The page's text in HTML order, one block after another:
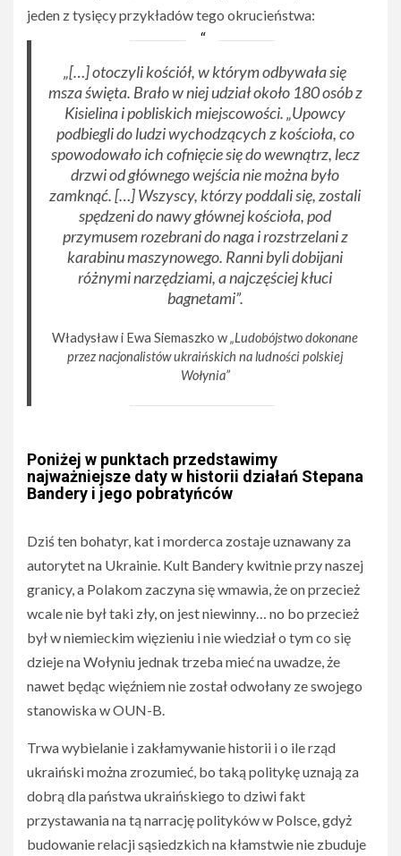
jeden z tysięcy przykładów tego okrucieństwa:
„[…] otoczyli kościół, w którym odbywała się
msza święta. Brało w niej udział około 180 osób z
Kisielina i pobliskich miejscowości. „Upowcy
podbiegli do ludzi wychodzących z kościoła, co
spowodowało ich cofnięcie się do wewnątrz, lecz
drzwi od głównego wejścia nie można było
zamknąć. […] Wszyscy, którzy poddali się, zostali
spędzeni do nawy głównej kościoła, pod
przymusem rozebrani do naga i rozstrzelani z
karabinu maszynowego. Ranni byli dobijani
różnymi narzędziami, a najczęściej kłuci
bagnetami”.
Władysław i Ewa Siemaszko w„Ludobójstwo dokonane
przez nacjonalistów ukraińskich na ludności polskiej
Wołynia”
Poniżej w punktach przedstawimy
najważniejsze daty w historii działań Stepana
Bandery i jego pobratyńców
Dziś ten bohatyr, kat i morderca zostaje uznawany za
autorytet na Ukrainie. Kult Bandery kwitnie przy naszej
granicy, a Polakom zaczyna się wmawia, że on przecież
wcale nie był taki zły, on jest niewinny… no bo przecież
był w niemieckim więzieniu i nie wiedział o tym co się
dzieje na Wołyniu jednak trzeba mieć na uwadze, że
nawet będąc więźniem nie został odwołany ze swojego
stanowiska w OUN-B.
Trwa wybielanie i zakłamywanie historii i o ile rząd
ukraiński można zrozumieć, bo taką politykę uznają za
dobrą dla państwa ukraińskiego to dziwi fakt
przystawania na tą narrację polityków w Polsce, gdyż
budowanie relacji sąsiedzkich na kłamstwie nie zbuduje